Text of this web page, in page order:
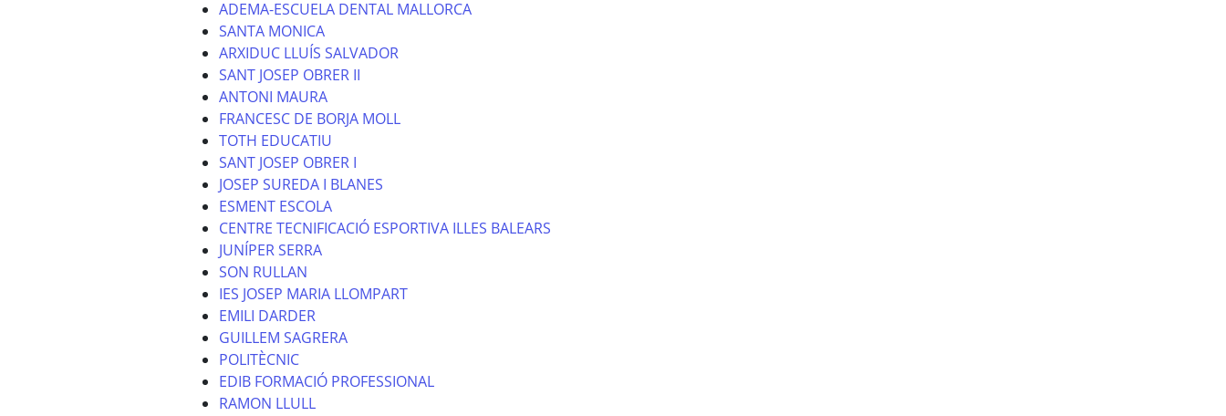
ADEMA-ESCUELA DENTAL MALLORCA
SANTA MONICA
ARXIDUC LLUÍS SALVADOR
SANT JOSEP OBRER II
ANTONI MAURA
FRANCESC DE BORJA MOLL
TOTH EDUCATIU
SANT JOSEP OBRER I
JOSEP SUREDA I BLANES
ESMENT ESCOLA
CENTRE TECNIFICACIÓ ESPORTIVA ILLES BALEARS
JUNÍPER SERRA
SON RULLAN
IES JOSEP MARIA LLOMPART
EMILI DARDER
GUILLEM SAGRERA
POLITÈCNIC
EDIB FORMACIÓ PROFESSIONAL
RAMON LLULL